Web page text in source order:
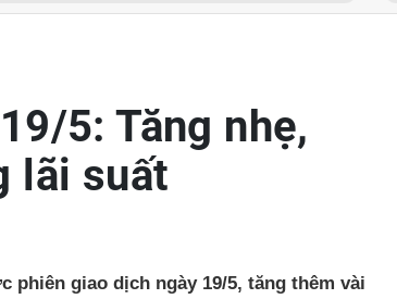
5: Tăng nhẹ,
lãi suất
giao dịch ngày 19/5, tăng thêm vài